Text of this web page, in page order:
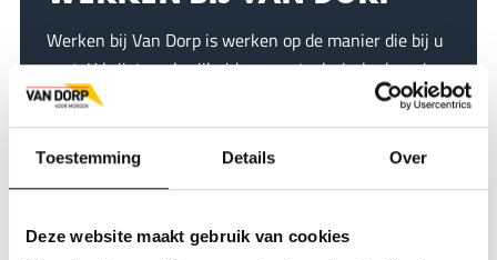
Toestemming Details Over
Deze website maakt gebruik van cookies
Werken bij Van Dorp is werken op de manier die bij u
past. U krijgt veel vrijheid om uw technische kennis
en vakmanschap in te zetten om onze
opdrachtgevers en hun installaties vooruit te helpen.
U werkt samen in een team van collega’s waar u van
op aan kunt en verricht werkzaamheden die matchen
Dan kunt u die bij ons leren.